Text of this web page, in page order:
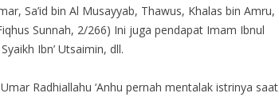
Sa’id bin Al Musayyab, Thawus, Khalas bin Amru,
Sunnah, 2/266) Ini juga pendapat Imam Ibnul
Ibn’ Utsaimin, dll.
Radhiallahu ‘Anhu pernah mentalak istrinya saat